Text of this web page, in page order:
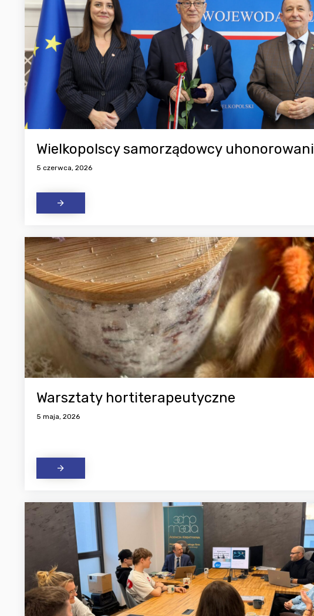
Wielkopolscy samorządowcy uhonorowani
5 czerwca, 2026
Warsztaty hortiterapeutyczne
5 maja, 2026